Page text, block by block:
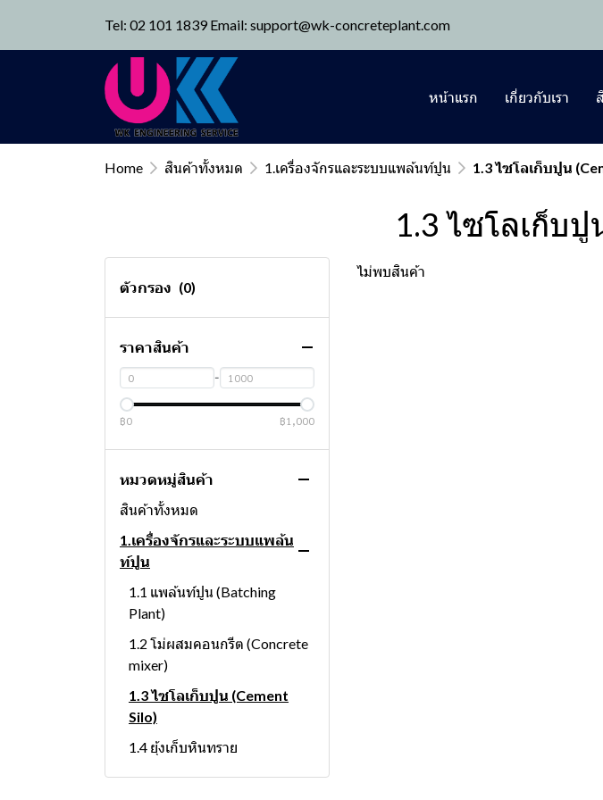
Tel: 02 101 1839 Email: support@wk-concreteplant.com
หน้าแรก เกี่ยวกับเรา
Home สินค้าทั้งหมด 1.เครื่องจักรและระบบแพล้นท์ปูน 1.3 ไซโลเก็บปูน
1.3 ไซโลเก็บปู
ตัวกรอง (0)
ราคาสินค้า
-
฿0 ฿1,000
หมวดหมู่สินค้า
สินค้าทั้งหมด
1.เครื่องจักรและระบบแพล้น
ท์ปูน
1.1 แพล้นท์ปูน (Batching
Plant)
1.2 โม่ผสมคอนกรีต (Concrete
mixer)
1.3 ไซโลเก็บปูน (Cement
Silo)
1.4 ยุ้งเก็บหินทราย
ไม่พบสินค้า